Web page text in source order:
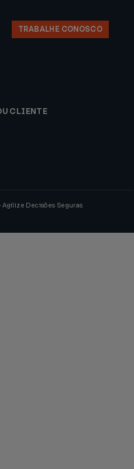
TRABALHE CONOSCO
CLIENTE
Agilize Decisões Seguras